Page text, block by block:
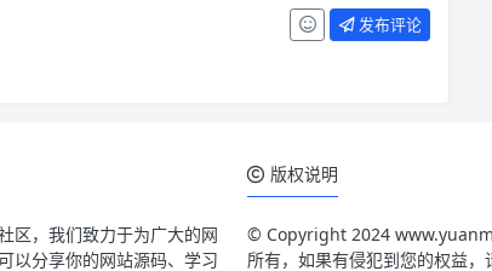
发布评论
区，我们致力于为广大的网
以分享你的网站源码、学习
版权说明
© Copyright 2024
所有，如果有侵犯到您的权益